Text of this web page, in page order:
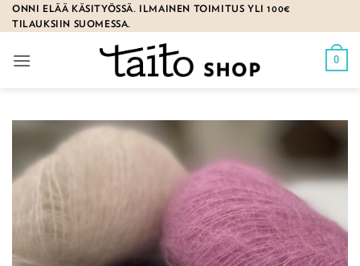
Skip
to
ONNI ELÄÄ KÄSITYÖSSÄ. ILMAINEN TOIMITUS YLI 100€
TILAUKSIIN SUOMESSA.
0